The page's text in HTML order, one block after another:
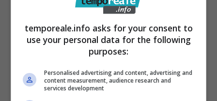
temporeale.info asks for your consent to
use your personal data for the following
purposes:
Personalised advertising and content, advertising and
content measurement, audience research and
services development